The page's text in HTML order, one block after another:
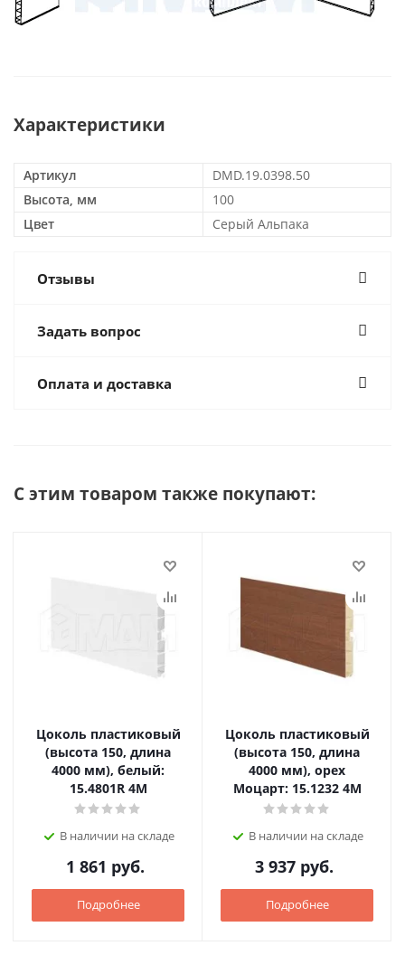
Характеристики
Артикул
DMD.19.0398.50
Высота, мм
100
Цвет
Серый Альпака
Отзывы
Задать вопрос
Оплата и доставка
С этим товаром также покупают:
Цоколь пластиковый
(высота 150, длина
4000 мм), белый:
15.4801R 4M
В наличии на складе
1 861 руб.
Подробнее
Цоколь пластиковый
(высота 150, длина
4000 мм), орех
Моцарт: 15.1232 4M
В наличии на складе
3 937руб.
Подробнее